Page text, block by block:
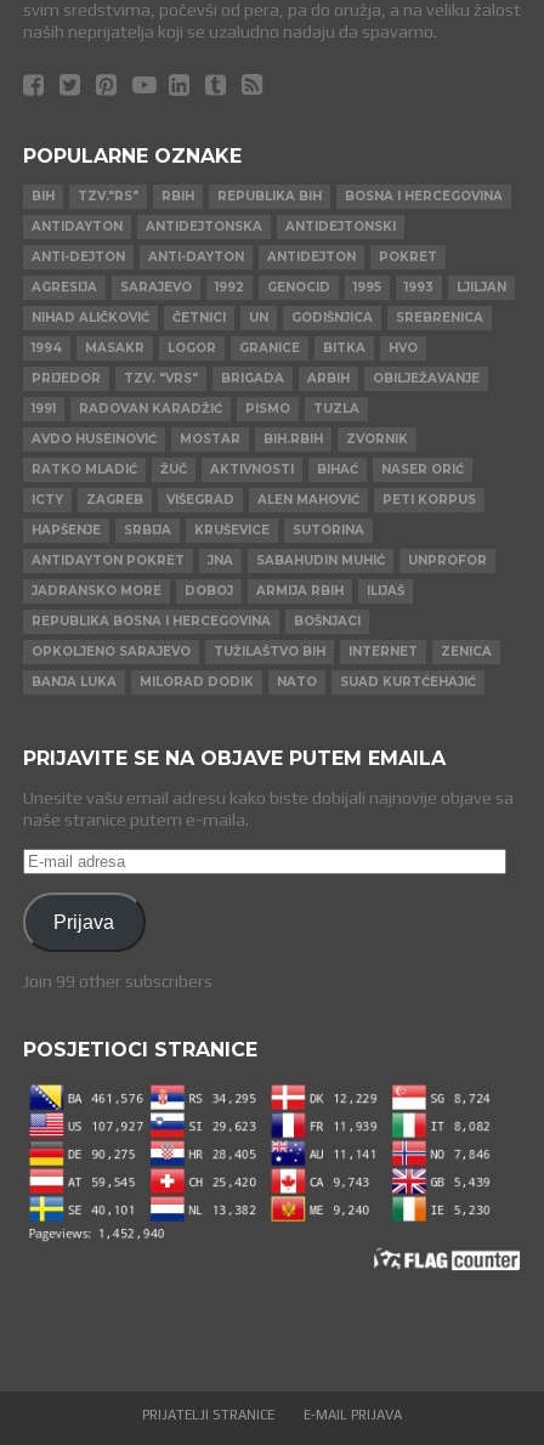
svim sredstvima, počevši od pera, pa do oružja, a na veliku žalost
naših neprijatelja koji se uzaludno nadaju da spavamo.
POPULARNE OZNAKE
BIH TZV."RS" RBIH REPUBLIKA BIH
BOSNA I HERCEGOVINA
ANTIDAYTON
ANTIDEJTONSKA
ANTIDEJTONSKI
ANTI-DEJTON
ANTI-DAYTON ANTIDEJTON
POKRET
AGRESIJA
SARAJEVO 1992 GENOCID 1995 1993
LJILJAN
NIHAD ALIČKOVIĆ
ČETNICI UN GODIŠNJICA
SREBRENICA
1994
MASAKR LOGOR GRANICE BITKA
HVO
PRIJEDOR
TZV. "VRS" BRIGADA ARBIH
OBILJEŽAVANJE
1991
RADOVAN KARADŽIĆ PISMO
TUZLA
AVDO HUSEINOVIĆ
MOSTAR BIH.RBIH
ZVORNIK
RATKO MLADIĆ
ŽUČ AKTIVNOSTI BIHAĆ
NASER ORIĆ
ICTY
ZAGREB VIŠEGRAD ALEN MAHOVIĆ
PETI KORPUS
HAPŠENJE
SRBIJA KRUŠEVICE
SUTORINA
ANTIDAYTON POKRET
JNA SABAHUDIN MUHIĆ
UNPROFOR
JADRANSKO MORE
DOBOJ ARMIJA RBIH
ILIJAŠ
REPUBLIKA BOSNA I HERCEGOVINA
BOŠNJACI
OPKOLJENO SARAJEVO
TUŽILAŠTVO BIH INTERNET
ZENICA
BANJA LUKA
MILORAD DODIK NATO SUAD KURTĆEHAJIĆ
PRIJAVITE SE NA OBJAVE PUTEM EMAILA
Unesite vašu email adresu kako biste dobijali najnovije objave sa
naše stranice putem e-maila.
E-
mail
adresa
Prijava
Join 99 other subscribers
POSJETIOCI STRANICE
PRIJATELJI STRANICE E-MAIL PRIJAVA